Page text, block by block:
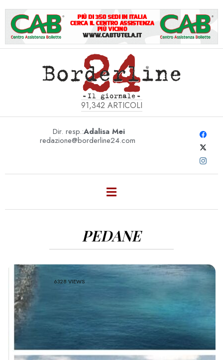
91,342 ARTICOLI
Dir. resp.:Adalisa Mei
redazione@borderline24.com
PEDANE
6328 VIEWS